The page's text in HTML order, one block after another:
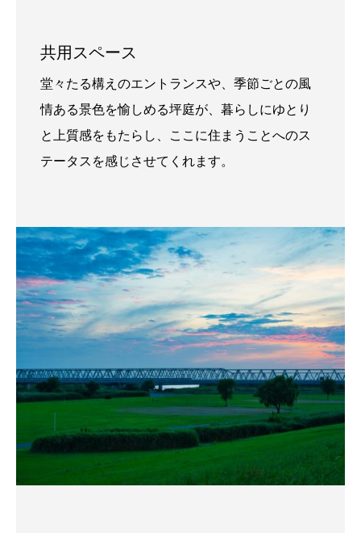
共用スペース
堂々たる構えのエントランスや、季節ごとの風
情ある景色を愉しめる坪庭が、暮らしにゆとり
と上質感をもたらし、ここに住まうことへのス
テータスを感じさせてくれます。